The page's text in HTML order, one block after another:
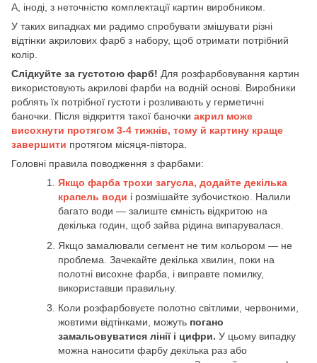
А, іноді, з неточністю комплектації картин виробником.
У таких випадках ми радимо спробувати змішувати різні
відтінки акрилових фарб з набору, щоб отримати потрібний
колір.
Слідкуйте за густотою фарб! Для розфарбовування картин
використовують акрилові фарби на водній основі. Виробники
роблять їх потрібної густоти і розливають у герметичні
баночки. Після відкриття такої баночки акрил може
висохнути протягом 3-4 тижнів, тому й картину краще
завершити протягом місяця-півтора.
Головні правила поводження з фарбами:
Якщо фарба трохи загусла, додайте декілька
крапель води і розмішайте зубочисткою. Налили
багато води — залиште ємність відкритою на
декілька годин, щоб зайва рідина випарувалася.
Якщо замалювали сегмент не тим кольором — не
проблема. Зачекайте декілька хвилин, поки на
полотні висохне фарба, і виправте помилку,
використавши правильну.
Коли розфарбовуєте полотно світлими, червоними,
жовтими відтінками, можуть погано
замальовуватися лінії і цифри. У цьому випадку
можна наносити фарбу декілька раз або